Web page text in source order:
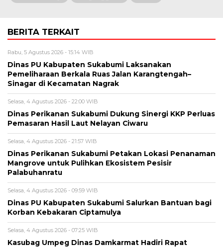
BERITA TERKAIT
Rabu, 5 Agustus 2026 - 15:14 WIB
Dinas PU Kabupaten Sukabumi Laksanakan
Pemeliharaan Berkala Ruas Jalan Karangtengah–
Sinagar di Kecamatan Nagrak
Selasa, 4 Agustus 2026 - 22:00 WIB
Dinas Perikanan Sukabumi Dukung Sinergi KKP Perluas
Pemasaran Hasil Laut Nelayan Ciwaru
Selasa, 4 Agustus 2026 - 21:57 WIB
Dinas Perikanan Sukabumi Petakan Lokasi Penanaman
Mangrove untuk Pulihkan Ekosistem Pesisir
Palabuhanratu
Selasa, 4 Agustus 2026 - 09:59 WIB
Dinas PU Kabupaten Sukabumi Salurkan Bantuan bagi
Korban Kebakaran Ciptamulya
Selasa, 4 Agustus 2026 - 07:25 WIB
Kasubag Umpeg Dinas Damkarmat Hadiri Rapat